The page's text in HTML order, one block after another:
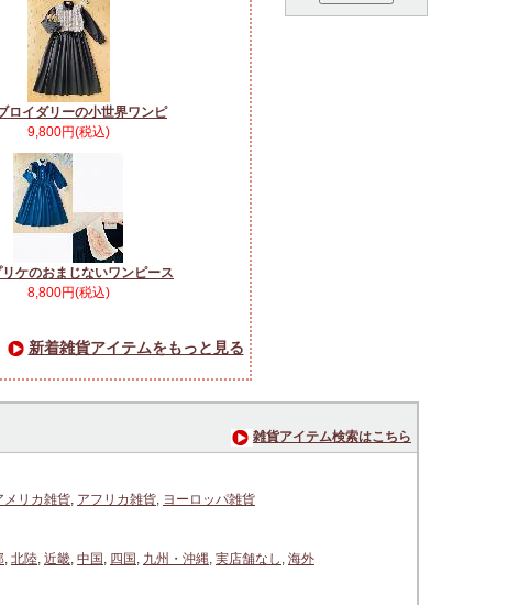
ロイダリーの小世界ワンピ
9,800円(税込)
ケのおまじないワンピース
8,800円(税込)
新着雑貨アイテムをもっと見る
雑貨アイテム検索はこちら
メリカ雑貨, アフリカ雑貨, ヨーロッパ雑貨
, 北陸, 近畿, 中国 , 四国 , 九州・沖縄, 実店舗なし , 海外